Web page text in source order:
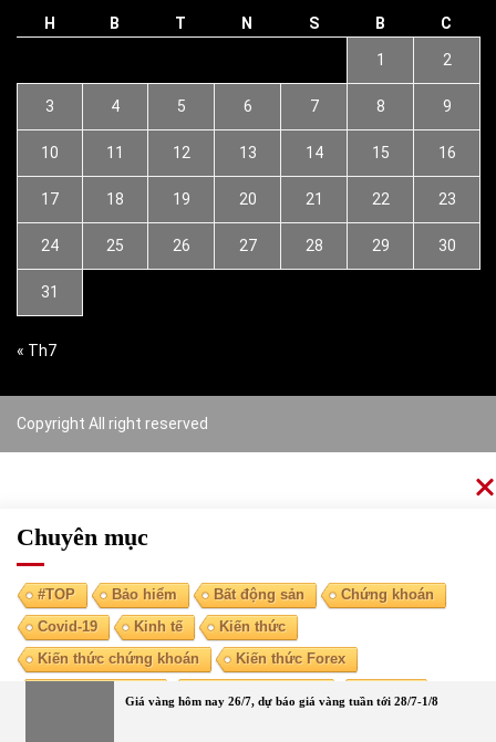
Giá vàng hôm nay 26/7, dự báo giá vàng tuần tới 28/7-1/8
H B T N S B C
1 2
3 4 5 6 7 8 9
10 11 12 13 14 15 16
17 18 19 20 21 22 23
24 25 26 27 28 29 30
31
« Th7
Copyright All right reserved
Chuyên mục
#TOP Bảo hiểm Bất động sản
Chứng khoán
Covid-19
Kinh tế
Kiến thức
Kiến thức chứng khoán
Kiến thức Forex